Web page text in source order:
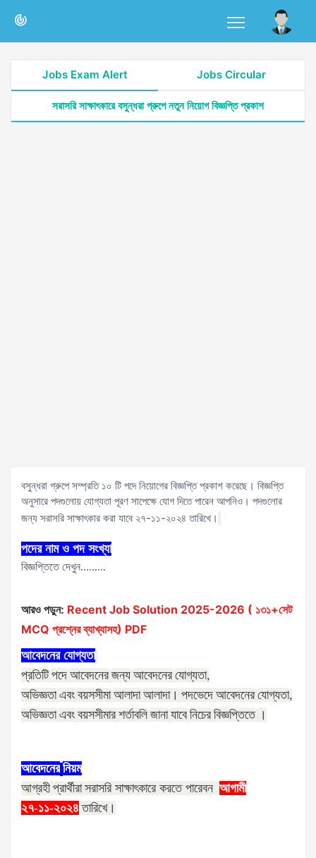
Jobs Exam Alert Jobs Circular
সরাসরি সাক্ষাৎকারে বসুন্ধরা গ্রুপে নতুন নিয়োগ বিজ্ঞপ্তি প্রকাশ
বসুন্ধরা গ্রুপে সম্প্রতি ১০ টি পদে নিয়োগের বিজ্ঞপ্তি প্রকাশ করেছে। বিজ্ঞপ্তি
অনুসারে পদগুলোয় যোগ্যতা পূরণ সাপেক্ষে যোগ দিতে পারেন আপনিও। পদগুলোর
জন্য সরাসরি সাক্ষাৎকার করা যাবে ২৭-১১-২০২৪ তারিখে।
পদের নাম ও পদ সংখ্যা
বিজ্ঞপ্তিতে দেখুন.........
আরও পড়ুন: Recent Job Solution 2025-2026 ( ১৩১+সেট
MCQ প্রশ্নের ব্যাখ্যাসহ) PDF
আবেদনের যোগ্যতা
প্রতিটি পদে আবেদনের জন্য আবেদনের যোগ্যতা,
অভিজ্ঞতা এবং বয়সসীমা আলাদা আলাদা। পদভেদে আবেদনের যোগ্যতা,
অভিজ্ঞতা এবং বয়সসীমার শর্তাবলি জানা যাবে নিচের বিজ্ঞপ্তিতে ।
আবেদনের নিয়ম
আগ্রহী প্রার্থীরা সরাসরি সাক্ষাৎকারে করতে পারেবন আগামী
২৭-১১-২০২৪ তারিখে।